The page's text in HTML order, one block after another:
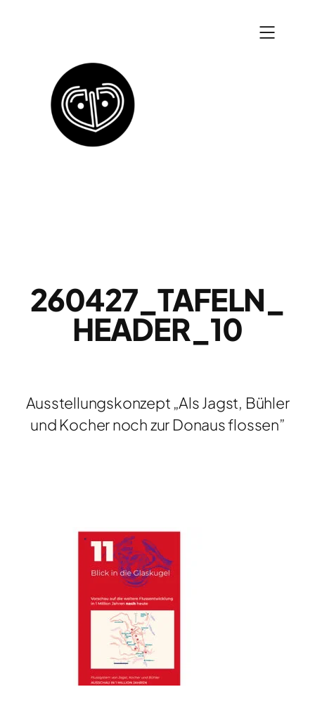
260427_TAFELN_
HEADER_10
Ausstellungskonzept „Als Jagst, Bühler
und Kocher noch zur Donaus flossen”